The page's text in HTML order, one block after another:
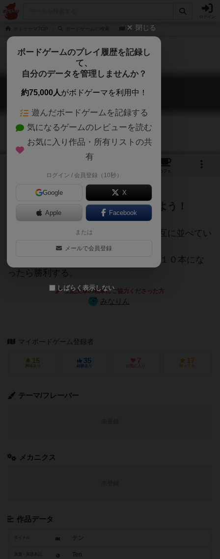
テン
テン
Ten
カフェ
タイルを並べて「I」を１０本揃えよう！
「I」から「III」の描かれたタイルを交互に並べてい
く２人用のゲーム。
縦、横、斜めのいずれかで「I」の数が１０本にな
ったら勝利する。
上記文章の執筆にご協力くださった方
みなりん
マイボードゲーム登録者
15
興味あり
35
経験あり
7
お気に入り
17
持ってる
テーマ/フレーバー
メカニクス
作品データ
タイトル テン
Ten
閉じる
ボードゲームのプレイ履歴を記録し
て、
自分のデータを管理しませんか？
約75,000人がボドゲーマを利用中！
遊んだボードゲームを記録する
気になるゲームのレビューを読む
お気に入り作品・所有リストの共
有
ログイン / 会員登録（10秒）
Google X
Apple Facebook
または
メールで会員登録
しばらく表示しない